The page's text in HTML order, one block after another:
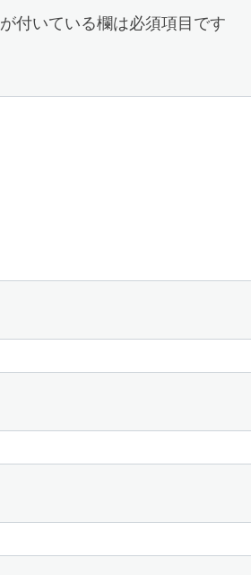
が付いている欄は必須項目です